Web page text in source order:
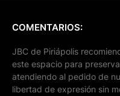
COMENTARIOS:
JBC de Piriápolis
este espacio para
atendiendo al pedido de
libertad de expresión sin